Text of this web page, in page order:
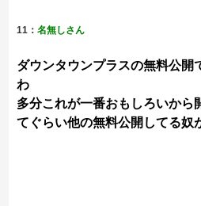
11：名無しさん
ダウンタウンプラスの無料公開
わ
多分これが一番おもしろいから
てぐらい他の無料公開してる奴